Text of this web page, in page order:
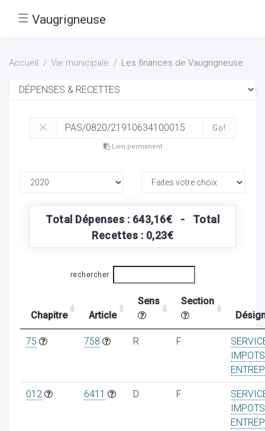
☰ Vaugrigneuse
Accueil Vie municipale Les finances de Vaugrigneuse
Go!
Lien permanent
Total Dépenses : 643,16€ - Total
Recettes : 0,23€
rechercher
Chapitre Article
Sens
Section
75 758 R F
IMPOTS
012 6411 D F
IMPOTS